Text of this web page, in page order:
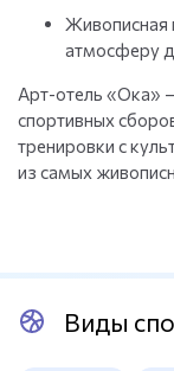
Живописная
атмосферу
Арт-отель «Ока»
спортивных
тренировки с
из самых
Виды